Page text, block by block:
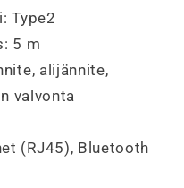
Type2
5 m
alijännite,
valvonta
(RJ45), Bluetooth